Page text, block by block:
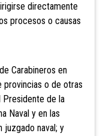
directamente
procesos o causas
Carabineros en
provincias o de otras
de la
Naval y en las
juzgado naval; y